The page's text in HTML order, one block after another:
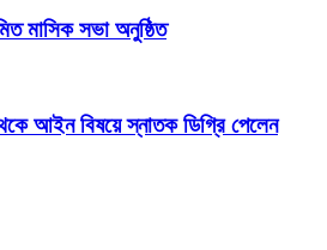
মাসিক সভা অনুষ্ঠিত
আইন বিষয়ে স্নাতক ডিগ্রি পেলেন